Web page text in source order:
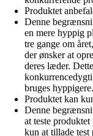
Produktet
Denne
en mere hyppig
tre gange om
der ønsker at
deres læder.
bruges hyppigere.
Produktet kan
Denne
at teste
kun at tillade